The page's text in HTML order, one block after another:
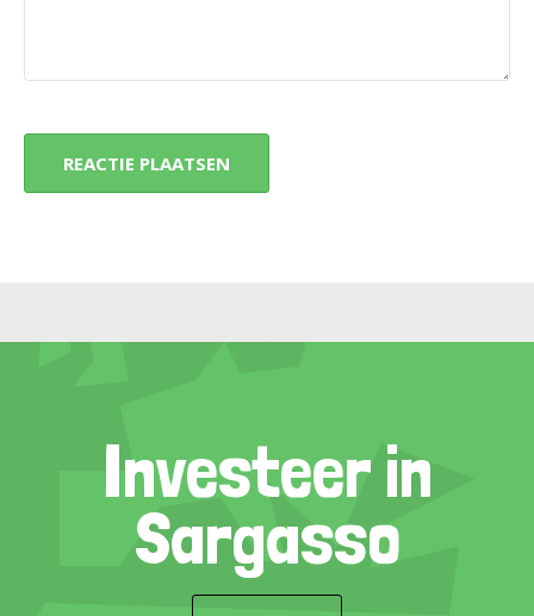
Investeer in
Sargasso